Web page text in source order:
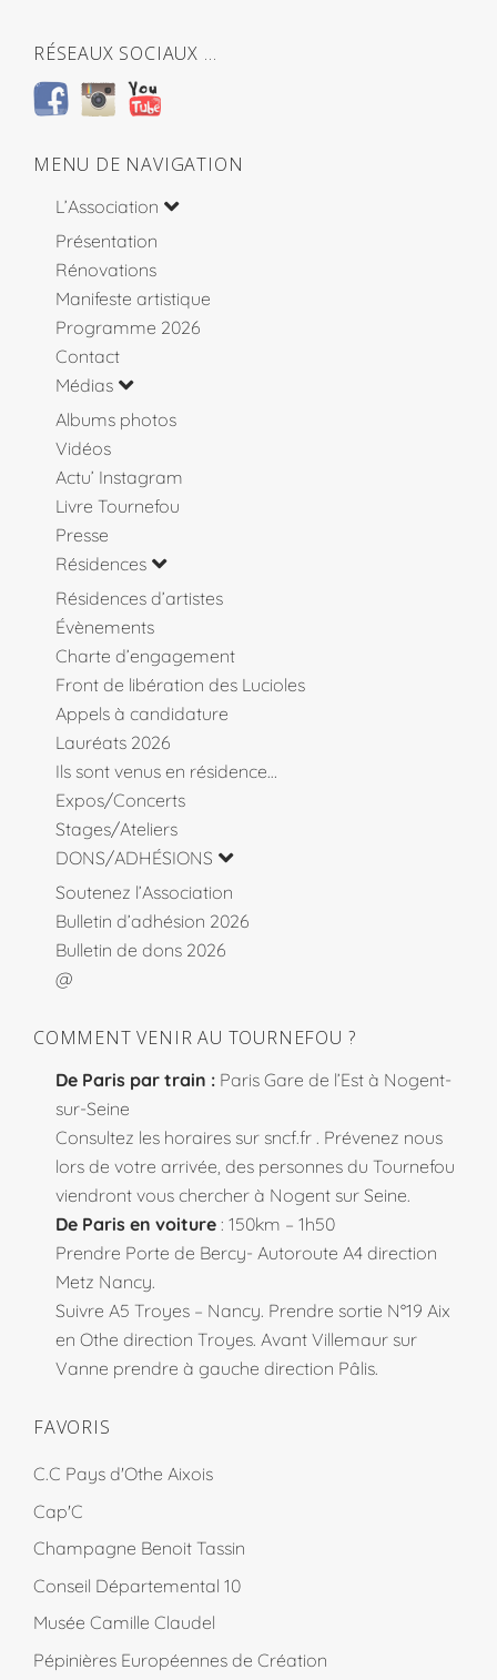
RÉSEAUX SOCIAUX …
MENU DE NAVIGATION
L’Association
Présentation
Rénovations
Manifeste artistique
Programme 2026
Contact
Médias
Albums photos
Vidéos
Actu’ Instagram
Livre Tournefou
Presse
Résidences
Résidences d’artistes
Évènements
Charte d’engagement
Front de libération des Lucioles
Appels à candidature
Lauréats 2026
Ils sont venus en résidence…
Expos/Concerts
Stages/Ateliers
DONS/ADHÉSIONS
Soutenez l’Association
Bulletin d’adhésion 2026
Bulletin de dons 2026
@
COMMENT VENIR AU TOURNEFOU ?
De Paris par train : Paris Gare de l’Est à Nogent-
sur-Seine
Consultez les horaires sur sncf.fr . Prévenez nous
lors de votre arrivée, des personnes du Tournefou
viendront vous chercher à Nogent sur Seine.
De Paris en voiture : 150km – 1h50
Prendre Porte de Bercy- Autoroute A4 direction
Metz Nancy.
Suivre A5 Troyes – Nancy. Prendre sortie N°19 Aix
en Othe direction Troyes. Avant Villemaur sur
Vanne prendre à gauche direction Pâlis.
FAVORIS
C.C Pays d'Othe Aixois
Cap'C
Champagne Benoit Tassin
Conseil Départemental 10
Musée Camille Claudel
Pépinières Européennes de Création